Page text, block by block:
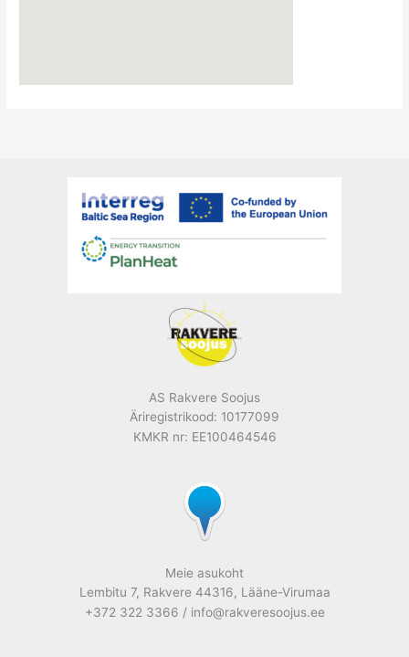
AS Rakvere Soojus
Äriregistrikood: 10177099
KMKR nr: EE100464546
Meie asukoht
Lembitu 7, Rakvere 44316, Lääne-Virumaa
+372 322 3366 / info@rakveresoojus.ee